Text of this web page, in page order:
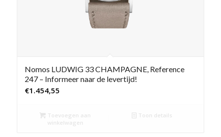
Nomos LUDWIG 33 CHAMPAGNE, Reference
247 – Informeer naar de levertijd!
€1.454,55
Toevoegen aan
winkelwagen
Toon details